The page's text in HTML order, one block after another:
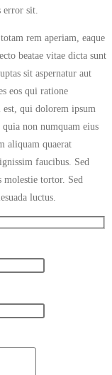
error sit.
rem aperiam, eaque
beatae vitae dicta sunt
sit aspernatur aut
eos qui ratione
est, qui dolorem ipsum
non numquam eius
aliquam quaerat
faucibus. Sed
tortor. Sed
luctus.